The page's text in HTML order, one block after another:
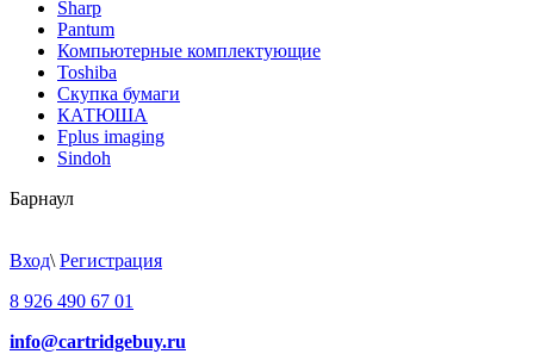
Sharp
Pantum
Компьютерные комплектующие
Toshiba
Скупка бумаги
КАТЮША
Fplus imaging
Sindoh
Барнаул
Вход\ Регистрация
8 926 490 67 01
info@cartridgebuy.ru